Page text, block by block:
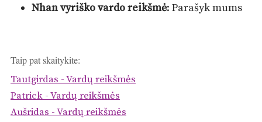
Nhan vyriško vardo reikšmė: Parašyk mums
Taip pat skaitykite:
Tautgirdas - Vardų reikšmės
Patrick - Vardų reikšmės
Aušridas - Vardų reikšmės